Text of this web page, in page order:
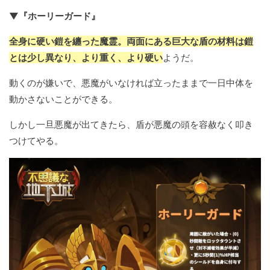
▼『ホーリーガード』
全身に硬い鎧を纏った魔霊。両面にある巨大な盾の材料は鎧
とは少し異なり、より重く、より硬いようだ。
動くのが嫌いで、悪魔がいなければ立ったままで一日中体を
動かさないことができる。
しかし一旦悪魔が出てきたら、盾が悪魔の頭を容赦なく叩き
つけてやる。